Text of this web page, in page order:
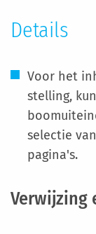
Details
Voor het
stelling,
selectie
pagina's.
Verwijzing